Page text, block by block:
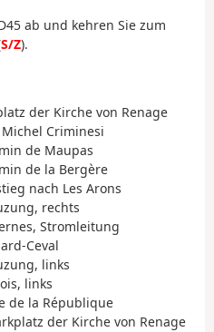
ab und kehren Sie zum
S/Z).
der Kirche von Renage
Criminesi
de Maupas
de la Bergère
nach Les Arons
rechts
Stromleitung
Ceval
links
links
de la République
der Kirche von Renage